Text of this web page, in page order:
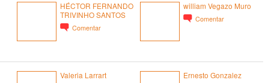
HÉCTOR FERNANDO
TRIVINHO SANTOS
Comentar
william Vegazo Muro
Comentar
Valeria Larrart Ernesto Gonzalez